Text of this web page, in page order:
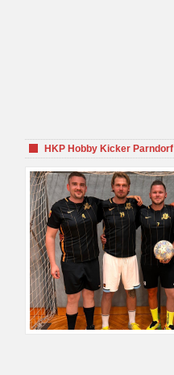
HKP Hobby Kicker Parndorf